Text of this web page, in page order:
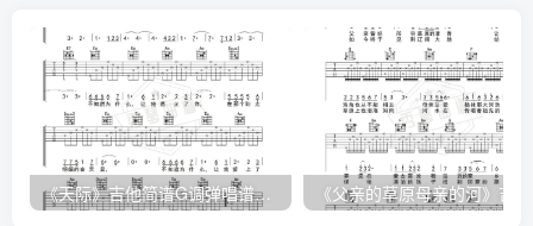
《天际》吉他简谱G调弹唱谱（姜玉阳）